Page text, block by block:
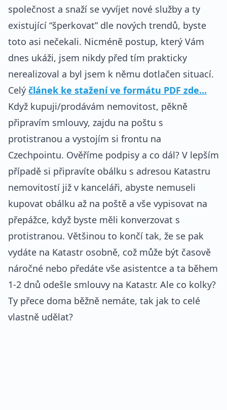
společnost a snaží se vyvíjet nové služby a ty
existující “šperkovat” dle nových trendů, byste
toto asi nečekali. Nicméně postup, který Vám
dnes ukáži, jsem nikdy před tím prakticky
nerealizoval a byl jsem k němu dotlačen situací.
Celý článek ke stažení ve formátu PDF zde...
Když kupuji/prodávám nemovitost, pěkně
připravím smlouvy, zajdu na poštu s
protistranou a vystojím si frontu na
Czechpointu. Ověříme podpisy a co dál? V lepším
případě si připravíte obálku s adresou Katastru
nemovitostí již v kanceláři, abyste nemuseli
kupovat obálku až na poště a vše vypisovat na
přepážce, když byste měli konverzovat s
protistranou. Většinou to končí tak, že se pak
vydáte na Katastr osobně, což může být časově
náročné nebo předáte vše asistentce a ta během
1-2 dnů odešle smlouvy na Katastr. Ale co kolky?
Ty přece doma běžně nemáte, tak jak to celé
vlastně udělat?